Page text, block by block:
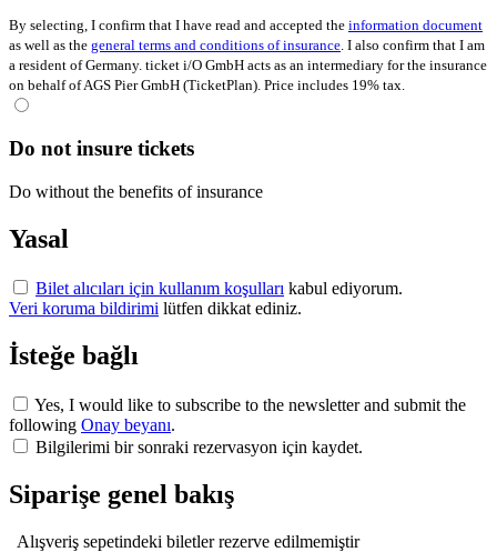
By selecting, I confirm that I have read and accepted the information document
as well as the general terms and conditions of insurance . I also confirm that I am
a resident of Germany. ticket i/O GmbH acts as an intermediary for the insurance
on behalf of AGS Pier GmbH (TicketPlan). Price includes 19% tax.
Do not insure tickets
Do without the benefits of insurance
Yasal
Bilet alıcıları için kullanım koşulları kabul ediyorum.
Veri koruma bildirimi lütfen dikkat ediniz.
İsteğe bağlı
Yes, I would like to subscribe to the newsletter and submit the
following Onay beyanı.
Bilgilerimi bir sonraki rezervasyon için kaydet.
Siparişe genel bakış
Alışveriş sepetindeki biletler rezerve edilmemiştir